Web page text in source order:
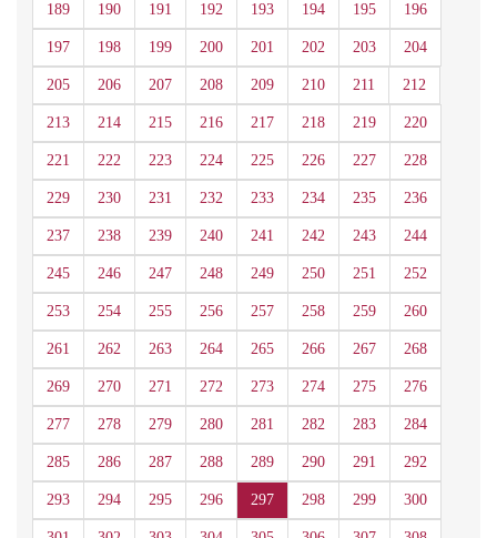
189 190 191 192 193 194 195 196
197 198 199 200 201 202 203 204
205 206 207 208 209 210 211 212
213 214 215 216 217 218 219 220
221 222 223 224 225 226 227 228
229 230 231 232 233 234 235 236
237 238 239 240 241 242 243 244
245 246 247 248 249 250 251 252
253 254 255 256 257 258 259 260
261 262 263 264 265 266 267 268
269 270 271 272 273 274 275 276
277 278 279 280 281 282 283 284
285 286 287 288 289 290 291 292
293 294 295 296 297 298 299 300